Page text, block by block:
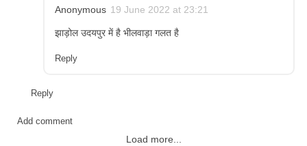
Anonymous 19 June 2022 at 23:21
झाड़ोल उदयपुर में है भीलवाड़ा गलत है
Reply
Reply
Add comment
Load more...